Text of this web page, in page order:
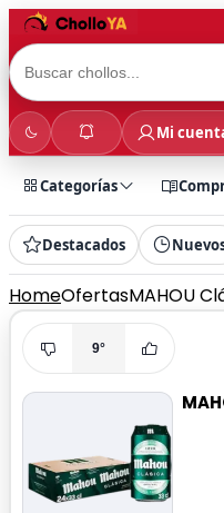
Mi
Categorías
Destacados
HomeOfertasMAHOU
9°